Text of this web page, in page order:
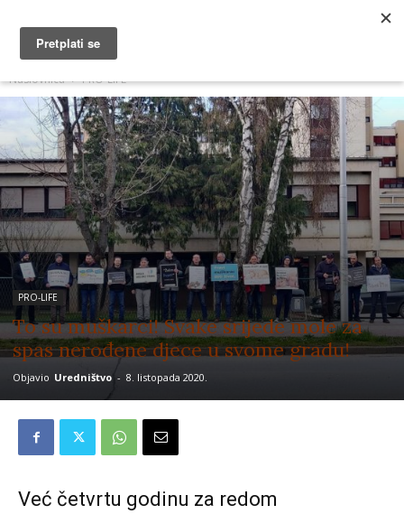
MUŽEVNI BUDITE
Naslovnica PRO-LIFE
PRO-LIFE
To su muškarci! Svake srijede mole za
spas nerođene djece u svome gradu!
Objavio Uredništvo - 8. listopada 2020.
Već četvrtu godinu za redom